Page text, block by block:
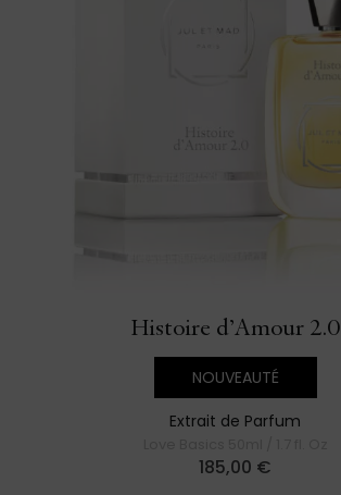
Histoire d’Amour 2.0
NOUVEAUTÉ
Extrait de Parfum
185,00 €